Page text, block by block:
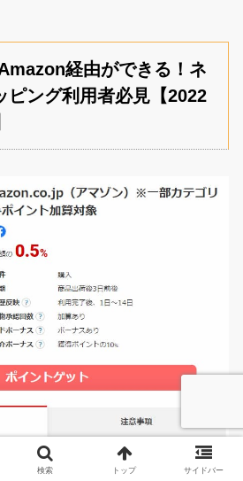
経由ができる！ネ
ピング利用者必見【2022
検索 トップ サイドバー